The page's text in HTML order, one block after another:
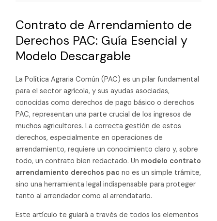
Contrato de Arrendamiento de
Derechos PAC: Guía Esencial y
Modelo Descargable
La Política Agraria Común (PAC) es un pilar fundamental
para el sector agrícola, y sus ayudas asociadas,
conocidas como derechos de pago básico o derechos
PAC, representan una parte crucial de los ingresos de
muchos agricultores. La correcta gestión de estos
derechos, especialmente en operaciones de
arrendamiento, requiere un conocimiento claro y, sobre
todo, un contrato bien redactado. Un modelo contrato
arrendamiento derechos pac no es un simple trámite,
sino una herramienta legal indispensable para proteger
tanto al arrendador como al arrendatario.
Este artículo te guiará a través de todos los elementos